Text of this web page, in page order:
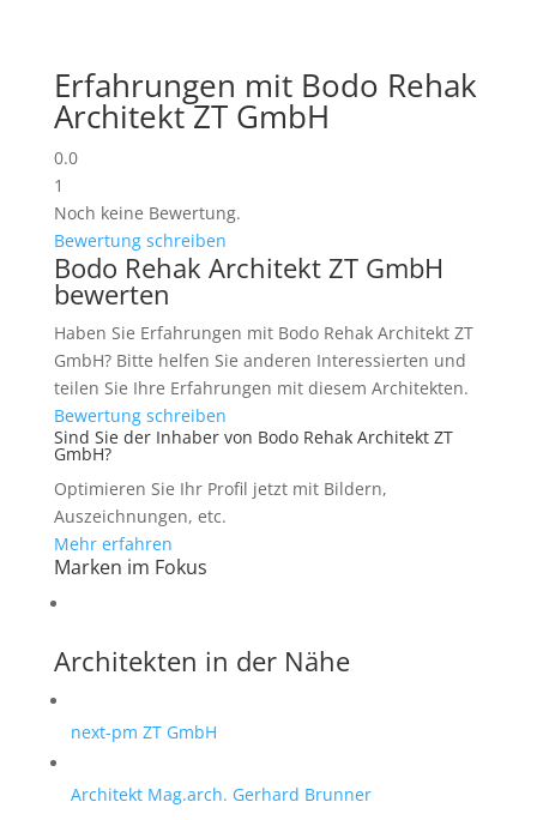
Erfahrungen mit Bodo Rehak
Architekt ZT GmbH
0.0
1
Noch keine Bewertung.
Bewertung schreiben
Bodo Rehak Architekt ZT GmbH
bewerten
Haben Sie Erfahrungen mit Bodo Rehak Architekt ZT
GmbH? Bitte helfen Sie anderen Interessierten und
teilen Sie Ihre Erfahrungen mit diesem Architekten.
Bewertung schreiben
Sind Sie der Inhaber von Bodo Rehak Architekt ZT
GmbH?
Optimieren Sie Ihr Profil jetzt mit Bildern,
Auszeichnungen, etc.
Mehr erfahren
Marken im Fokus
Architekten in der Nähe
next-pm ZT GmbH
Architekt Mag.arch. Gerhard Brunner